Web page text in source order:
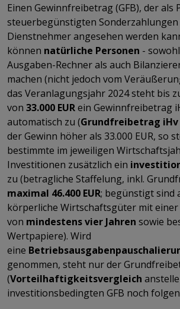
Einen Gewinnfreibetrag (GFB), der als
steuerbegünstigten
Dienstnehmer angesehen werden
können natürliche Personen -
Ausgaben-Rechner als auch
machen (nicht jedoch vom
das Veranlagungsjahr 2024 steht bis
von 33.000 EURein Gewinnfreibetrag
automatisch zu (Grundfreibetrag iHv
der Gewinn höher als 33.000 EUR, so
bestimmte im jeweiligen
Investitionen zusätzlich ein
zu (betragliche Staffelung, inkl.
maximal 46.400 EUR; begünstigt sind
körperliche Wirtschaftsgüter mit
von mindestens vier Jahren sowie
Wertpapiere). Wird
eine
genommen, steht nur der
(Vorteilhaftigkeitsvergleich
investitionsbedingten GFB noch